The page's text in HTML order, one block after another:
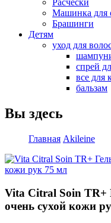
Расчески
Машинка для
Брашинги
Детям
уход для
спрей
все для
бальзам
Вы здесь
Главная Akileine
Vita Citral Soin TR+
очень сухой кожи